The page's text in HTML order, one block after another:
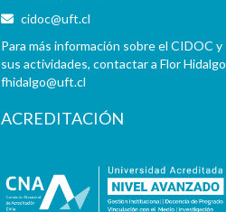
cidoc@uft.cl
Para más información sobre el CIDOC y
sus actividades, contactar a Flor Hidalgo
fhidalgo@uft.cl
ACREDITACIÓN